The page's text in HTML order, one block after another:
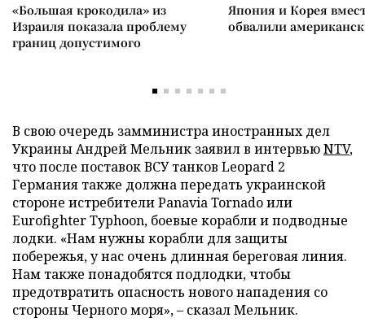
«Большая крокодила» из
Израиля показала проблему
границ допустимого
Япония и Корея
обвалили
В свою очередь замминистра иностранных дел
Украины Андрей Мельник заявил в интервьюNTV,
что после поставок ВСУ танков Leopard 2
Германия также должна передать украинской
стороне истребители Panavia Tornado или
Eurofighter Typhoon, боевые корабли и подводные
лодки. «Нам нужны корабли для защиты
побережья, у нас очень длинная береговая линия.
Нам также понадобятся подлодки, чтобы
предотвратить опасность нового нападения со
стороны Черного моря», – сказал Мельник.